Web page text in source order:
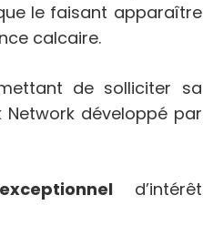
le faisant apparaître
calcaire.
de solliciter sa
développé par
exceptionnel d’intérêt